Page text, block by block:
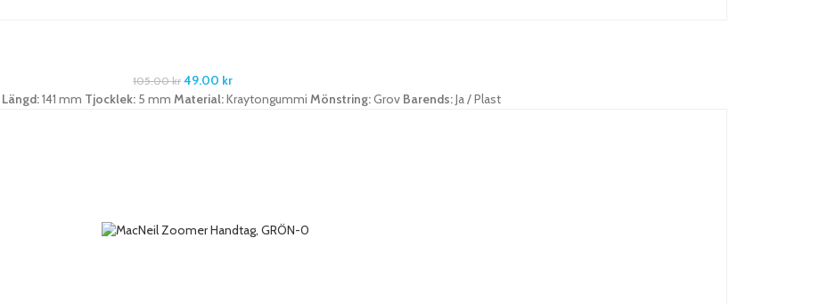
105.00kr 49.00 kr
Längd:141 mm Tjocklek: 5 mm Material:Kraytongummi Mönstring:Grov Barends:Ja / Plast